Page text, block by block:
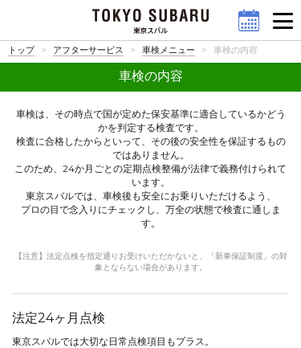
トップ アフターサービス 車検メニュー 車検の内容
車検の内容
車検は、その時点で国が定めた保安基準に適合しているかどう
かを判定する検査です。
検査に合格したからといって、その後の安全性を保証するもの
ではありません。
このため、24か月ごとの定期点検整備が法律で義務付けられて
います。
東京スバルでは、車検後も安全にお乗りいただけるよう、
プロの目で念入りにチェックし、万全の状態で検査に通しま
す。
【注意】法定点検を指定通りお受けいただかないと、「新車保証制度」の対
象とならない場合があります。
法定24ヶ月点検
東京スバルでは大切な日常点検項目もプラス。